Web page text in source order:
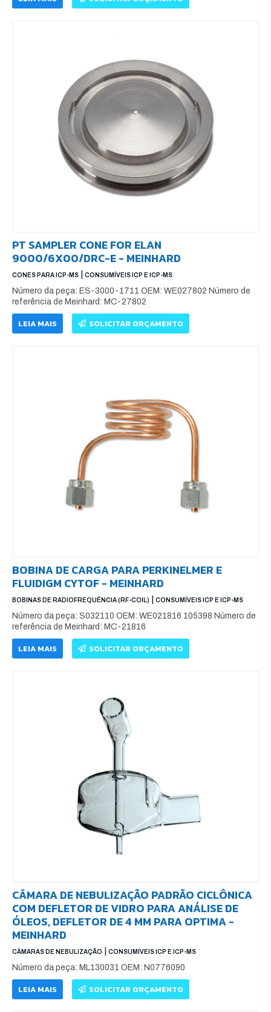
PT SAMPLER CONE FOR ELAN
9000/6X00/DRC-E - MEINHARD
CONES PARA ICP-MS CONSUMÍVEIS ICP E ICP-MS
Número da peça: ES-3000-1711 OEM: WE027802 Número de
referência de Meinhard: MC-27802
LEIA MAIS SOLICITAR ORÇAMENTO
BOBINA DE CARGA PARA PERKINELMER E
FLUIDIGM CYTOF - MEINHARD
BOBINAS DE RADIOFREQUÊNCIA (RF-COIL) CONSUMÍVEIS ICP E ICP-MS
Número da peça: S032110 OEM: WE021816 105398 Número de
referência de Meinhard: MC-21816
LEIA MAIS SOLICITAR ORÇAMENTO
CÂMARA DE NEBULIZAÇÃO PADRÃO CICLÔNICA
COM DEFLETOR DE VIDRO PARA ANÁLISE DE
ÓLEOS, DEFLETOR DE 4 MM PARA OPTIMA -
MEINHARD
CÂMARAS DE NEBULIZAÇÃO CONSUMÍVEIS ICP E ICP-MS
Número da peça: ML130031 OEM: N0776090
LEIA MAIS SOLICITAR ORÇAMENTO